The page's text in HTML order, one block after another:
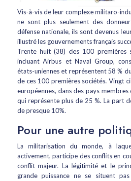
Vis-à-vis de leur complexe militaro-
ne sont plus seulement des
défense nationale, ils sont devenus
illustré les gouvernements français
Trente huit (38) des 100 premières
incluant Airbus et Naval Group,
états-uniennes et représentent 58 %
de ces 100 premières sociétés. Vingt
européennes, dans des pays
qui représente plus de 25 %. La part
de presque 10%.
Pour une autre
La militarisation du monde, à
activement, participe des conflits en
conflit majeur. La légitimité et le
grande puissance ne se situent